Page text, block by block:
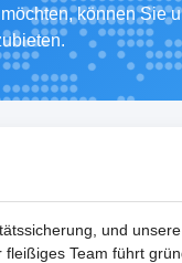
können Sie
und
Team führt